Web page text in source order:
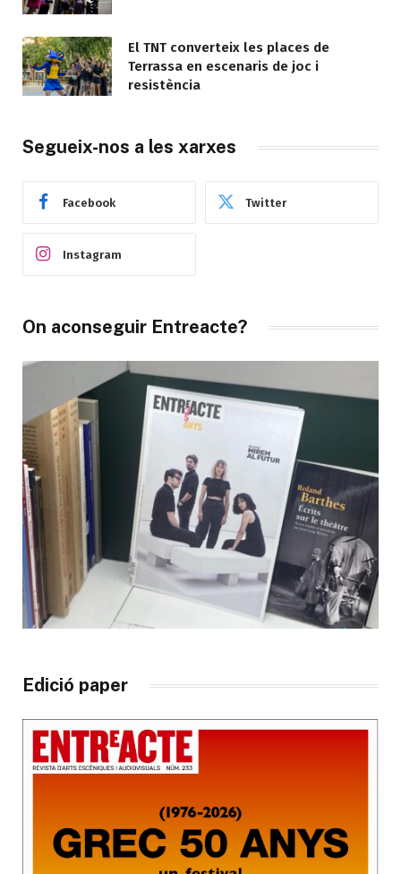
El TNT converteix les places de
Terrassa en escenaris de joc i
resistència
Segueix-nos a les xarxes
Facebook Twitter
Instagram
On aconseguir Entreacte?
Edició paper